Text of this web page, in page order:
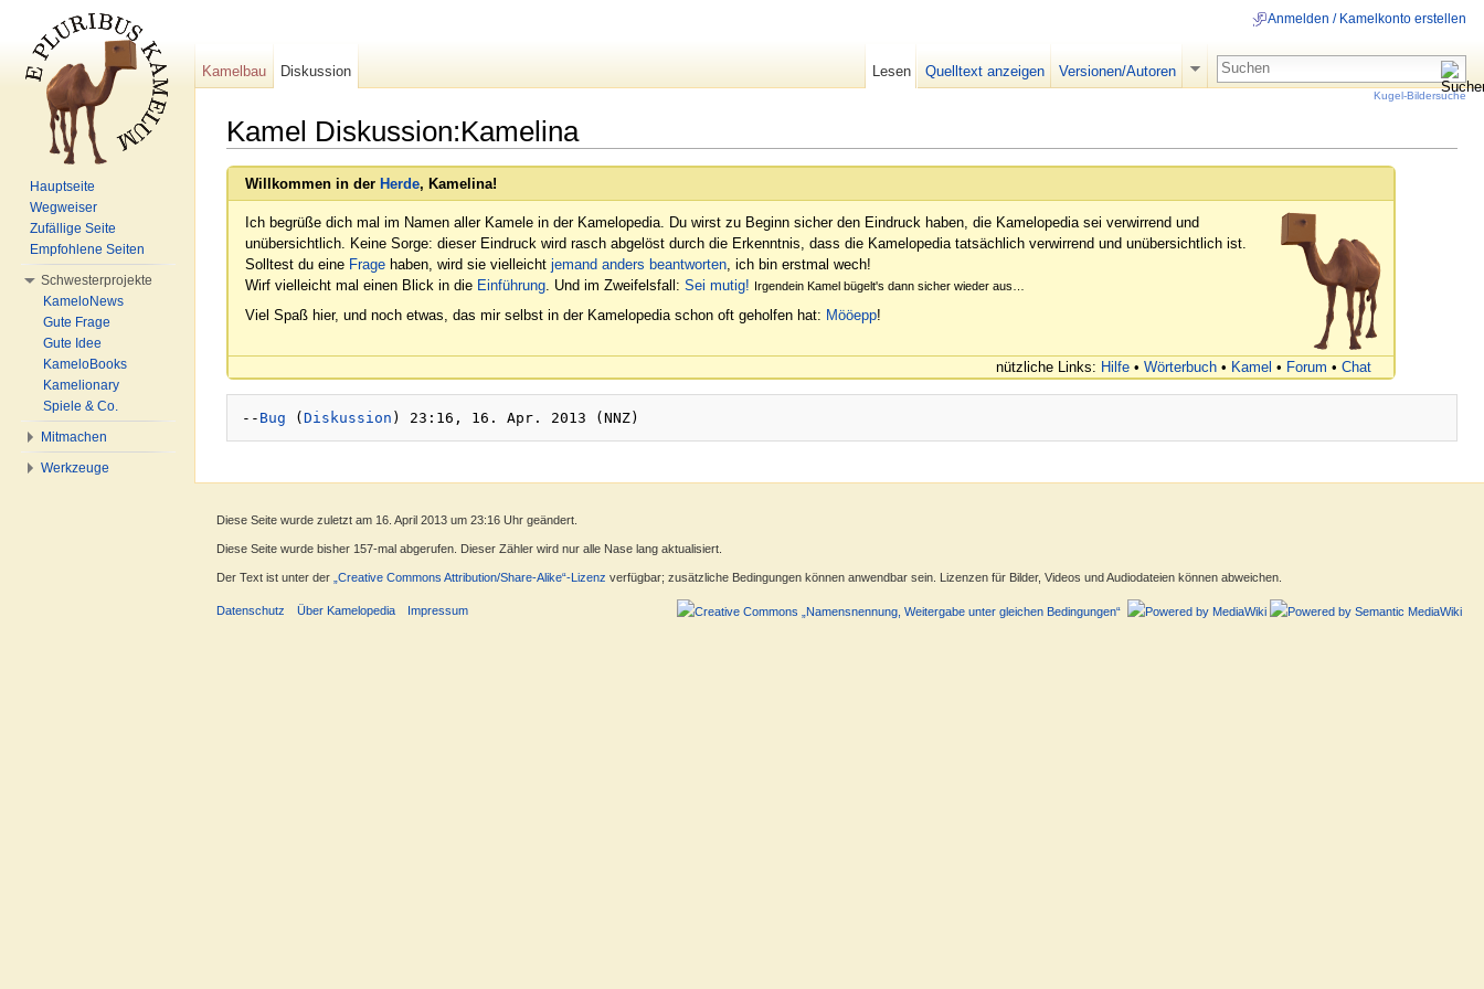
Kamel Diskussion:Kamelina
Willkommen in der Herde, Kamelina!
Ich begrüße dich mal im Namen aller Kamele in der Kamelopedia. Du wirst zu Beginn sicher den Eindruck haben, die Kamelopedia sei verwirrend und
unübersichtlich. Keine Sorge: dieser Eindruck wird rasch abgelöst durch die Erkenntnis, dass die Kamelopedia tatsächlich verwirrend und unübersichtlich ist.
Solltest du eine Frage haben, wird sie vielleicht jemand anders beantworten, ich bin erstmal wech!
Wirf vielleicht mal einen Blick in die Einführung. Und im Zweifelsfall: Sei mutig! Irgendein Kamel bügelt's dann sicher wieder aus…
Viel Spaß hier, und noch etwas, das mir selbst in der Kamelopedia schon oft geholfen hat: Mööepp!
nützliche Links: Hilfe • Wörterbuch • Kamel • Forum • Chat
-- Bug (Diskussion
Anmelden / Kamelkonto erstellen
Kamelbau Diskussion Lesen Quelltext anzeigen Versionen/Autoren
Kugel-Bildersuche
Hauptseite
Wegweiser
Zufällige Seite
Empfohlene Seiten
Schwesterprojekte
KameloNews
Gute Frage
Gute Idee
KameloBooks
Kamelionary
Spiele & Co.
Mitmachen
Werkzeuge
Diese Seite wurde zuletzt am 16. April 2013 um 23:16 Uhr geändert.
Diese Seite wurde bisher 157-mal abgerufen. Dieser Zähler wird nur alle Nase lang aktualisiert.
Der Text ist unter der „Creative Commons Attribution/Share-Alike“-Lizenz verfügbar; zusätzliche Bedingungen können anwendbar sein. Lizenzen für Bilder, Videos und Audiodateien können abweichen.
Datenschutz Über Kamelopedia Impressum